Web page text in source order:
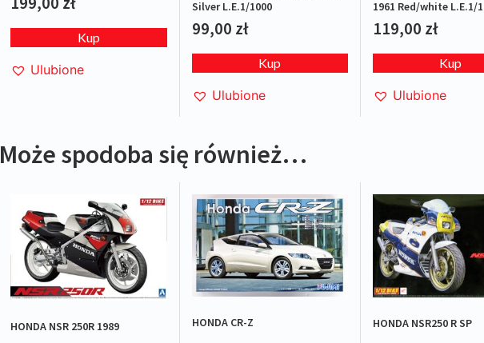
Kup
Ulubione
Silver L.E.1/1000
99,00 zł
Kup
Ulubione
1961 Red/white L.E.1/
119,00 zł
Kup
Ulubione
Może spodoba się również…
HONDA NSR 250R 1989 HONDA CR-Z HONDA NSR250 R SP